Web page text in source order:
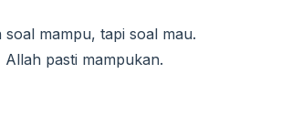
mampu, tapi soal mau.
pasti mampukan.